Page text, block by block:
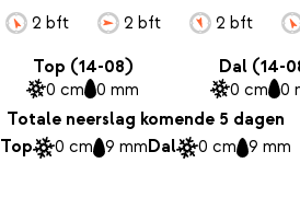
2 bft 2 bft 2 bft
Top (14-08)
0 cm 0 mm
Dal (14-
0 cm 0
Totale neerslag komende 5 dagen
Top
0 cm 9 mmDal 0 cm 9 mm